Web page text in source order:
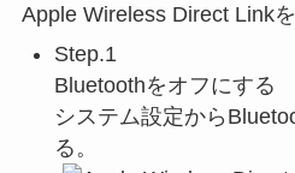
Apple Wireless Direct Link
Step.1
Bluetoothをオフにする
システム設定から
る。